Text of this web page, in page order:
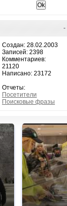
-
Создан: 28.02.2003
Записей: 2398
Комментариев:
21120
Написано: 23172
Отчеты:
Посетители
Поисковые фразы